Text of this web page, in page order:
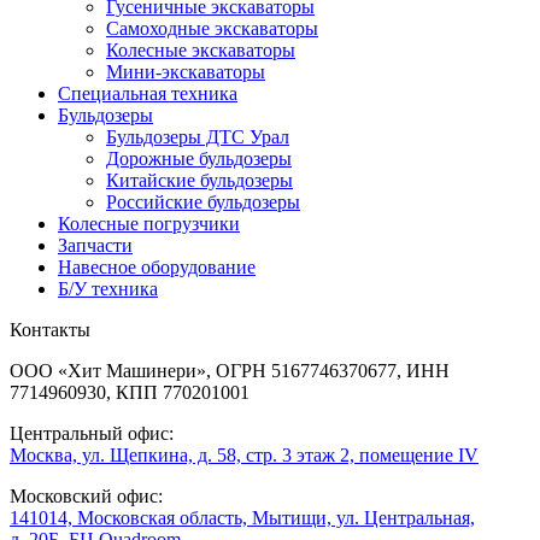
Гусеничные экскаваторы
Самоходные экскаваторы
Колесные экскаваторы
Мини-экскаваторы
Специальная техника
Бульдозеры
Бульдозеры ДТС Урал
Дорожные бульдозеры
Китайские бульдозеры
Российские бульдозеры
Колесные погрузчики
Запчасти
Навесное оборудование
Б/У техника
Контакты
ООО «Хит Машинери», ОГРН 5167746370677, ИНН
7714960930, КПП 770201001
Центральный офис:
Москва, ул. Щепкина, д. 58, стр. 3 этаж 2, помещение IV
Московский офис:
141014, Московская область, Мытищи, ул. Центральная,